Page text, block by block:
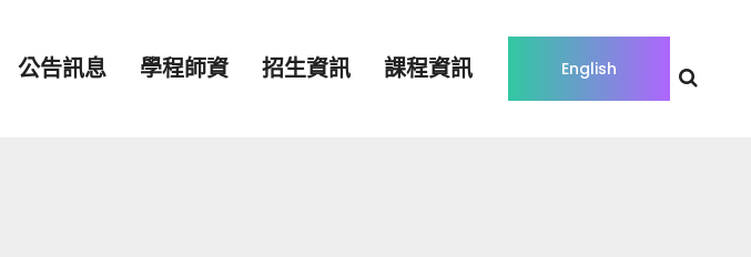
English
公告訊息 學程師資 招生資訊 課程資訊